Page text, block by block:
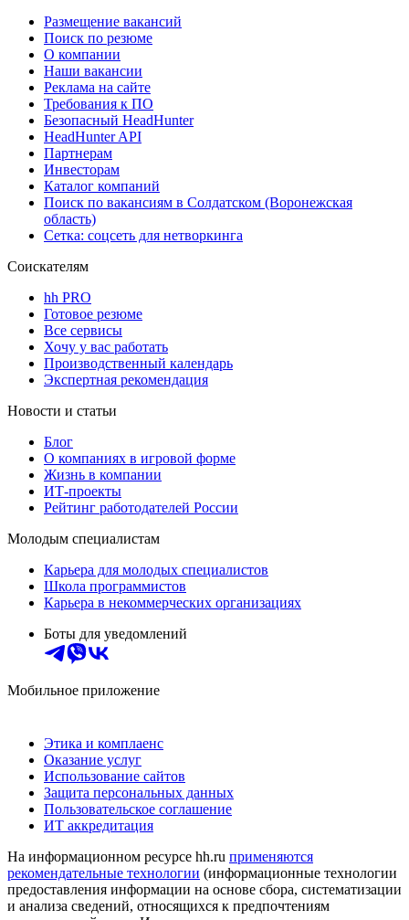
Размещение вакансий
Поиск по резюме
О компании
Наши вакансии
Реклама на сайте
Требования к ПО
Безопасный HeadHunter
HeadHunter API
Партнерам
Инвесторам
Каталог компаний
Поиск по вакансиям в Солдатском (Воронежская
область)
Сетка: соцсеть для нетворкинга
Соискателям
hh PRO
Готовое резюме
Все сервисы
Хочу у вас работать
Производственный календарь
Экспертная рекомендация
Новости и статьи
Блог
О компаниях в игровой форме
Жизнь в компании
ИТ-проекты
Рейтинг работодателей России
Молодым специалистам
Карьера для молодых специалистов
Школа программистов
Карьера в некоммерческих организациях
Боты для уведомлений
Мобильное приложение
Этика и комплаенс
Оказание услуг
Использование сайтов
Защита персональных данных
Пользовательское соглашение
ИТ аккредитация
На информационном ресурсе hh.ru применяются
рекомендательные технологии (информационные технологии
предоставления информации на основе сбора, систематизации
и анализа сведений, относящихся к предпочтениям